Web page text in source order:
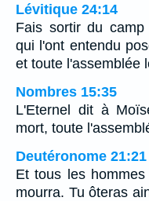
Lévitique 24:14
Fais sortir du
qui l'ont entendu
et toute l'assemblée
Nombres 15:35
L'Eternel dit à
mort, toute
Deutéronome 21:21
Et tous les
mourra. Tu ôteras